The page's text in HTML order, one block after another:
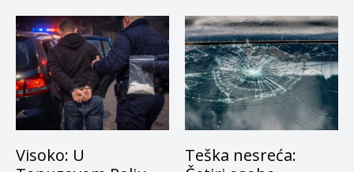
Visoko: U
Teška nesreća: